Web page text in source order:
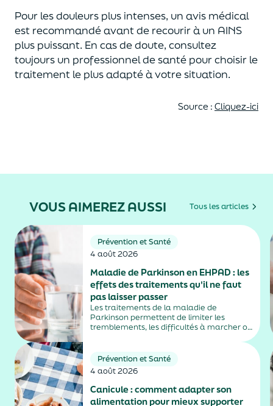
Pour les douleurs plus intenses, un avis médical
est recommandé avant de recourir à un AINS
plus puissant. En cas de doute, consultez
toujours un professionnel de santé pour choisir le
traitement le plus adapté à votre situation.
Source : Cliquez-ici
VOUS AIMEREZ AUSSI Tous les articles
Prévention et Santé
4 août 2026
Maladie de Parkinson en EHPAD : les
effets des traitements qu'il ne faut
pas laisser passer
Les traitements de la maladie de
Parkinson permettent de limiter les
tremblements, les difficultés à marcher ou
parfois difficiles à repérer, notamment
chez les personnes âgées vivant en
EHPAD....
Prévention et Santé
4 août 2026
Canicule : comment adapter son
alimentation pour mieux supporter